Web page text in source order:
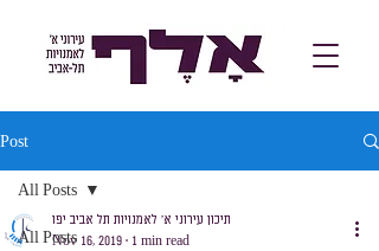
Post
All Posts
All Posts
תיכון עירוני א׳ לאמנויות תל אביב יפו
Nov 16, 2019
1 min read